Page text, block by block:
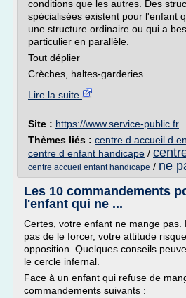
conditions que les autres. Des
spécialisées existent pour l'enfant
une structure ordinaire ou qui a
particulier en parallèle.
Tout déplier
Crèches, haltes-garderies...
Lire la suite
Site : https://www.service-public.fr
Thèmes liés : centre d accueil d
centre d enfant handicape /
centre accueil enfant handicape / ne
Les 10 commandements
l'enfant qui ne ...
Certes, votre enfant ne mange pas.
pas de le forcer, votre attitude
opposition. Quelques conseils
le cercle infernal.
Face à un enfant qui refuse de
commandements suivants :